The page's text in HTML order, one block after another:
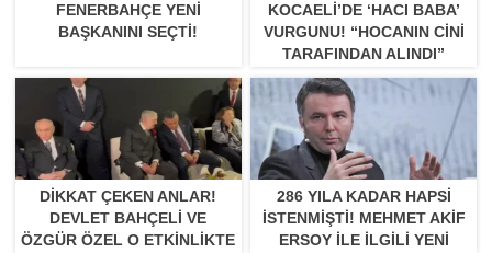
FENERBAHÇE YENI
BAŞKANINI SEÇTI!
KOCAELI’DE ‘HACI BABA’
VURGUNU! “HOCANIN CINI
TARAFINDAN ALINDI”
DIKKAT ÇEKEN ANLAR!
DEVLET BAHÇELI VE
ÖZGÜR ÖZEL O ETKINLIKTE
286 YILA KADAR HAPSI
ISTENMIŞTI! MEHMET AKIF
ERSOY ILE ILGILI YENI